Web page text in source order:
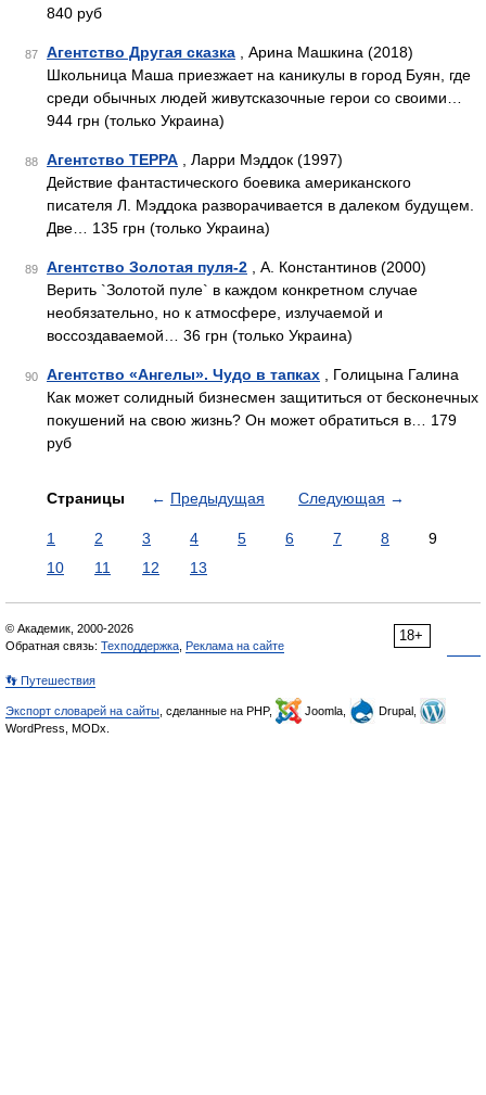
840 руб
87 Агентство Другая сказка , Арина Машкина (2018)
Школьница Маша приезжает на каникулы в город Буян, где
среди обычных людей живутсказочные герои со своими…
944 грн (только Украина)
88 Агентство ТЕРРА , Ларри Мэддок (1997)
Действие фантастического боевика американского
писателя Л. Мэддока разворачивается в далеком будущем.
Две… 135 грн (только Украина)
89 Агентство Золотая пуля-2 , А. Константинов (2000)
Верить `Золотой пуле` в каждом конкретном случае
необязательно, но к атмосфере, излучаемой и
воссоздаваемой… 36 грн (только Украина)
90 Агентство «Ангелы». Чудо в тапках , Голицына Галина
Как может солидный бизнесмен защититься от бесконечных
покушений на свою жизнь? Он может обратиться в… 179
руб
Страницы ← Предыдущая Следующая →
1 2 3 4 5 6 7 8
9
10
11 12 13
18+
© Академик, 2000-2026
Обратная связь: Техподдержка Реклама на сайте
👣 Путешествия
Экспорт словарей на сайты , сделанные на PHP, Joomla,
Drupal,
WordPress, MODx.